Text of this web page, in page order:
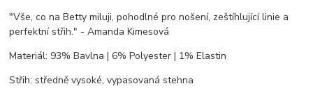
"Vše, co na Betty miluji, pohodlné pro nošení, zeštíhlující linie a
perfektní střih." - Amanda Kimesová
Materiál: 93% Bavlna | 6% Polyester | 1% Elastin
Střih: středně vysoké, vypasovaná stehna